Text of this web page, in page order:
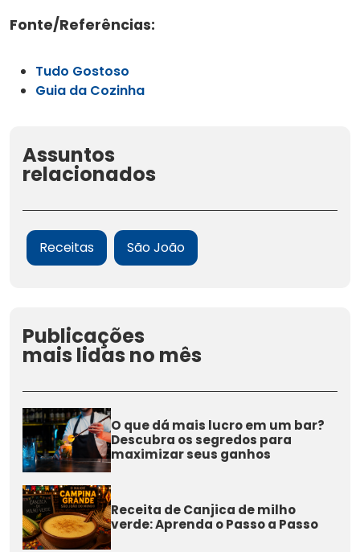
Fonte/Referências:
Tudo Gostoso
Guia da Cozinha
Assuntos
relacionados
Receitas São João
Publicações
mais lidas no mês
O que dá mais lucro em um bar?
Descubra os segredos para
maximizar seus ganhos
Receita de Canjica de milho
verde: Aprenda o Passo a Passo